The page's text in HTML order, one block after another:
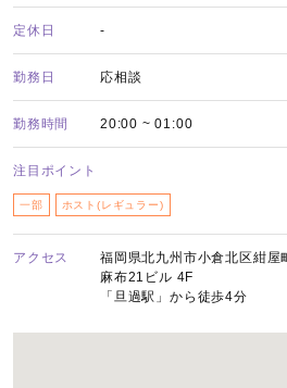
定休日 -
勤務日 応相談
勤務時間 20:00 ~ 01:00
注目ポイント
一部 ホスト(レギュラー)
アクセス
福岡県北九州市小倉北区紺屋
麻布21ビル 4F
「旦過駅」から徒歩4分